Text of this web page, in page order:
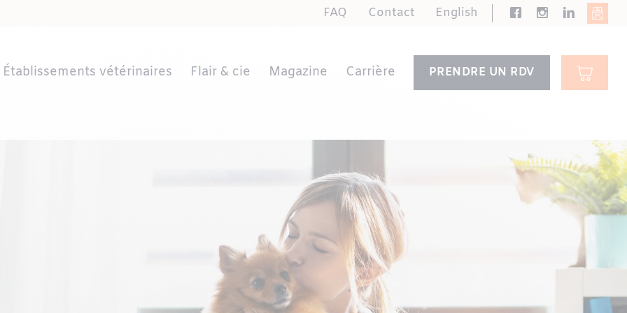
FAQ Contact English
Établissements vétérinaires Flair & cie Magazine Carrière PRENDRE UN RDV